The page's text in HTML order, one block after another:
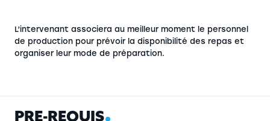
L’intervenant associera au meilleur moment le personnel
de production pour prévoir la disponibilité des repas et
organiser leur mode de préparation.
PRÉ-REQUIS